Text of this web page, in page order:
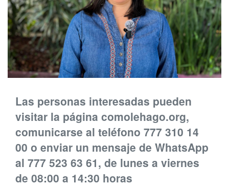
Las personas interesadas pueden
visitar la página comolehago.org,
comunicarse al teléfono 777 310 14
00 o enviar un mensaje de WhatsApp
al 777 523 63 61, de lunes a viernes
de 08:00 a 14:30 horas